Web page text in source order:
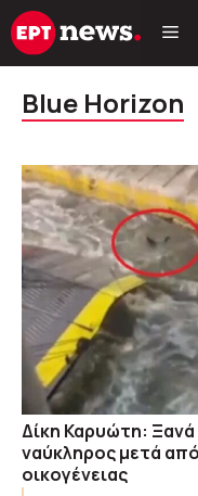
Μετάβαση
σε
Blue Horizon
Δίκη Καρυώτη:
ναύκληρος μετά
οικογένειας